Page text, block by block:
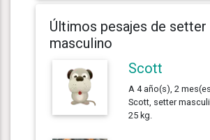
Últimos pesajes de setter
masculino
Scott
A 4 año(s), 2
Scott, setter
25 kg.